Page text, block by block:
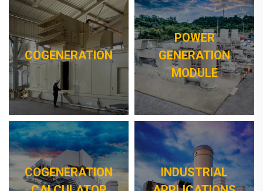
COGENERATION
POWER
GENERATION
MODULE
COGENERATION
INDUSTRIAL